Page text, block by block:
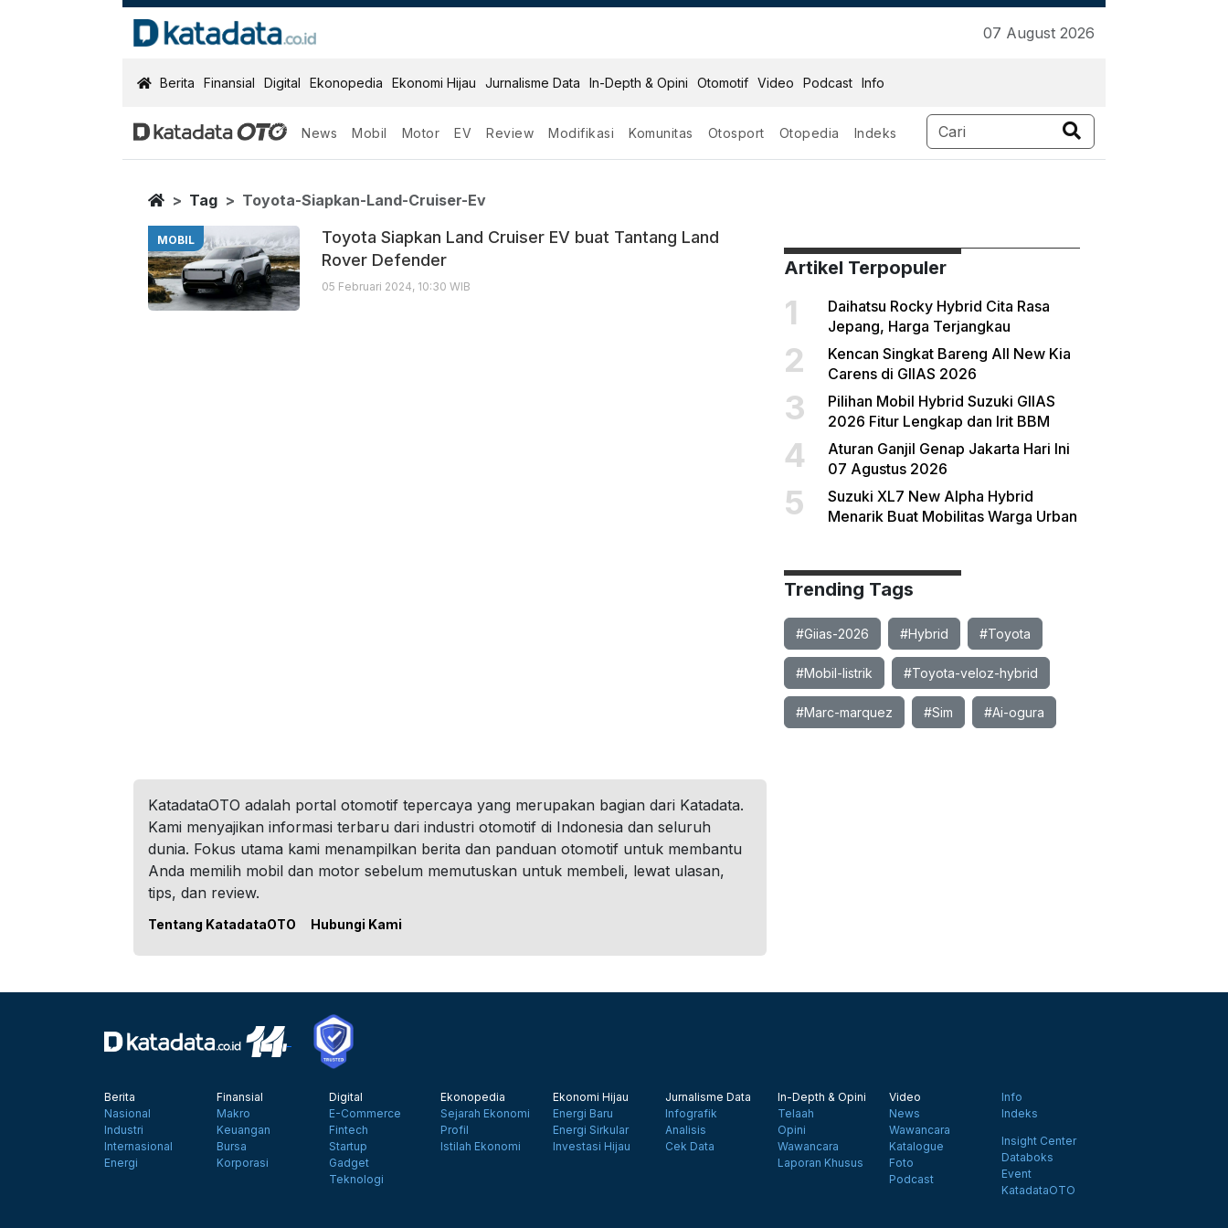
07 August 2026
KatadataOTO
Berita Finansial Digital Ekonopedia Ekonomi Hijau Jurnalisme Data In-Depth & Opini Otomotif Video Podcast Info
News Mobil Motor EV Review Modifikasi Komunitas Otosport Otopedia Indeks
Toyota Siapkan Land Cruiser Ev
Berita Terbaru
Home
Tag Toyota-Siapkan-Land-Cruiser-Ev
MOBIL
Toyota Siapkan Land Cruiser EV buat Tantang Land
Rover Defender
05 Februari 2024, 10:30 WIB
Artikel Terpopuler
1
Daihatsu Rocky Hybrid Cita Rasa
Jepang, Harga Terjangkau
2
Kencan Singkat Bareng All New Kia
Carens di GIIAS 2026
3
Pilihan Mobil Hybrid Suzuki GIIAS
2026 Fitur Lengkap dan Irit BBM
4
Aturan Ganjil Genap Jakarta Hari Ini
07 Agustus 2026
5
Suzuki XL7 New Alpha Hybrid
Menarik Buat Mobilitas Warga Urban
Trending Tags
#Giias-2026 #Hybrid #Toyota
#Mobil-listrik #Toyota-veloz-hybrid
#Marc-marquez #Sim #Ai-ogura
KatadataOTO adalah portal otomotif tepercaya yang merupakan bagian dari Katadata.
Kami menyajikan informasi terbaru dari industri otomotif di Indonesia dan seluruh
dunia. Fokus utama kami menampilkan berita dan panduan otomotif untuk membantu
Anda memilih mobil dan motor sebelum memutuskan untuk membeli, lewat ulasan,
tips, dan review.
Tentang KatadataOTO Hubungi Kami
Berita
Nasional
Industri
Internasional
Energi
Finansial
Makro
Keuangan
Bursa
Korporasi
Digital
E-Commerce
Fintech
Startup
Gadget
Teknologi
Ekonopedia
Sejarah Ekonomi
Profil
Istilah Ekonomi
Ekonomi Hijau
Energi Baru
Energi Sirkular
Investasi Hijau
Jurnalisme Data
Infografik
Analisis
Cek Data
In-Depth & Opini
Telaah
Opini
Wawancara
Laporan Khusus
Video
News
Wawancara
Katalogue
Foto
Podcast
Info
Indeks
Insight Center
Databoks
Event
KatadataOTO